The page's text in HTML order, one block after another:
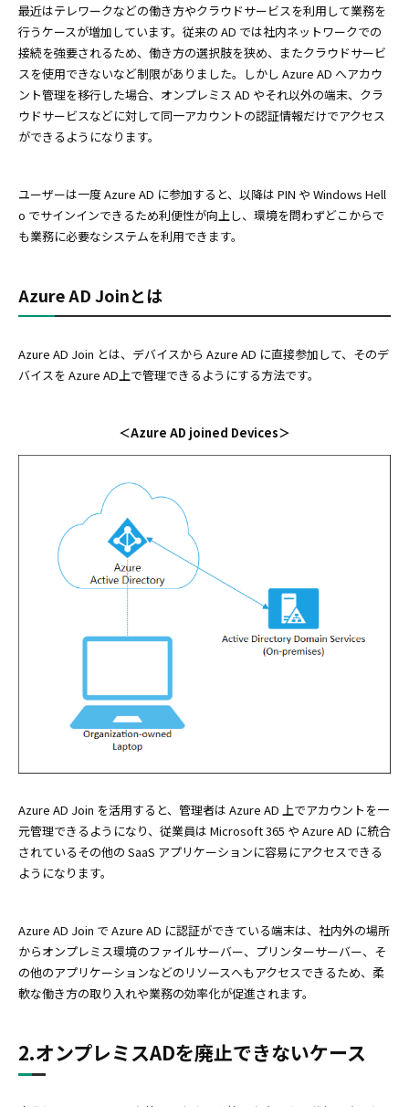
最近はテレワークなどの働き方やクラウドサービスを利用して業務を
行うケースが増加しています。従来の AD では社内ネットワークでの
接続を強要されるため、働き方の選択肢を狭め、またクラウドサービ
スを使用できないなど制限がありました。しかし Azure AD へアカウ
ント管理を移行した場合、オンプレミス AD やそれ以外の端末、クラ
ウドサービスなどに対して同一アカウントの認証情報だけでアクセス
ができるようになります。
ユーザーは一度 Azure AD に参加すると、以降は PIN や Windows Hell
o でサインインできるため利便性が向上し、環境を問わずどこからで
も業務に必要なシステムを利用できます。
Azure AD Joinとは
Azure AD Join とは、デバイスから Azure AD に直接参加して、そのデ
バイスを Azure AD上で管理できるようにする方法です。
＜Azure AD joined Devices＞
Azure AD Join を活用すると、管理者は Azure AD 上でアカウントを一
元管理できるようになり、従業員は Microsoft 365 や Azure AD に統合
されているその他の SaaS アプリケーションに容易にアクセスできる
ようになります。
Azure AD Join で Azure AD に認証ができている端末は、社内外の場所
からオンプレミス環境のファイルサーバー、プリンターサーバー、そ
の他のアプリケーションなどのリソースへもアクセスできるため、柔
軟な働き方の取り入れや業務の効率化が促進されます。
2.オンプレミスADを廃止できないケース